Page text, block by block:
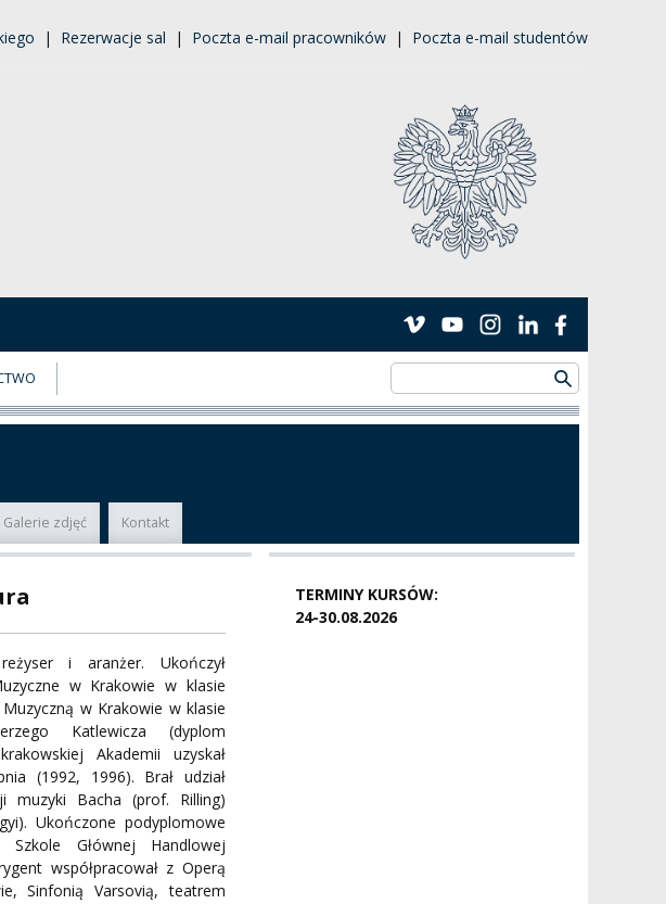
| Rezerwacje sal | Poczta e-mail pracowników | Poczta e-mail studentów
Galerie zdjęć Kontakt
TERMINY KURSÓW:
24-30.08.2026
i aranżer. Ukończył
w Krakowie w klasie
w Krakowie w klasie
Katlewicza (dyplom
Akademii uzyskał
(1992, 1996). Brał udział
muzyki Bacha (prof. Rilling)
Ukończone podyplomowe
Głównej Handlowej
współpracował z Operą
Sinfonią Varsovią, teatrem